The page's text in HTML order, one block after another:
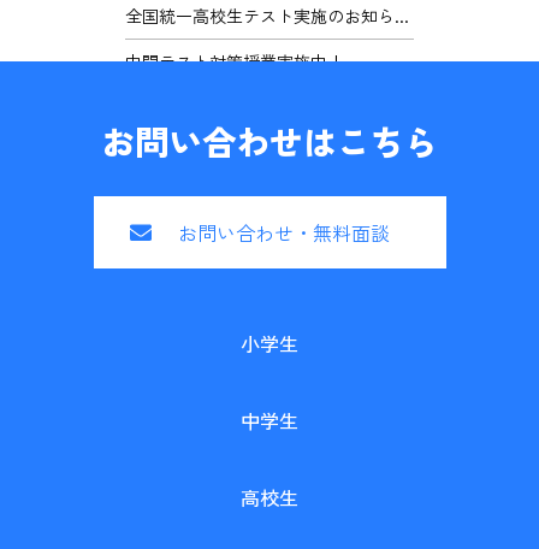
全国統一高校生テスト実施のお知ら...
中間テスト対策授業実施中！
お問い合わせはこちら
お問い合わせ・無料面談
小学生
中学生
高校生